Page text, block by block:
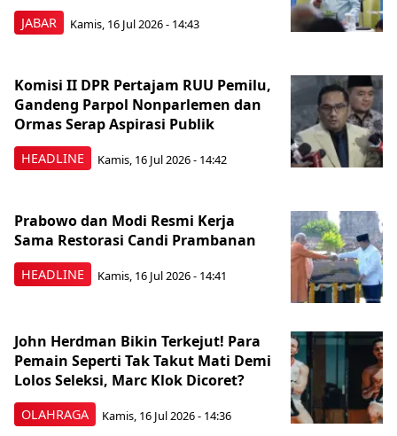
JABAR Kamis, 16 Jul 2026 - 14:43
HEADLINE
Komisi II DPR Pertajam RUU Pemilu,
Gandeng Parpol Nonparlemen dan
Ormas Serap Aspirasi Publik
Kamis, 16 Jul 2026 - 14:42
HEADLINE
Prabowo dan Modi Resmi Kerja
Sama Restorasi Candi Prambanan
Kamis, 16 Jul 2026 - 14:41
OLAHRAGA
John Herdman Bikin Terkejut! Para
Pemain Seperti Tak Takut Mati Demi
Lolos Seleksi, Marc Klok Dicoret?
Kamis, 16 Jul 2026 - 14:36